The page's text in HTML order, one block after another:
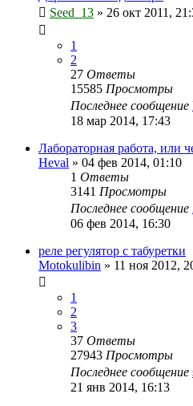
Seed_13 » 26 окт 2011,
1
2
27 Ответы
15585 Просмотры
Последнее сообщение
18 мар 2014, 17:43
Лабораторная работа, или
Heval » 04 фев 2014, 01:10
1 Ответы
3141 Просмотры
Последнее сообщение
06 фев 2014, 16:30
реле регулятор с табуретки
Motokulibin » 11 ноя 2012,
1
2
3
37 Ответы
27943 Просмотры
Последнее сообщение
21 янв 2014, 16:13